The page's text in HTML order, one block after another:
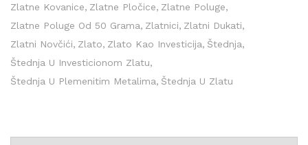
Zlatne Kovanice Zlatne Pločice Zlatne Poluge
Zlatne Poluge Od 50 Grama Zlatnici Zlatni Dukati
Zlatni Novčići Zlato Zlato Kao Investicija Štednja
Štednja U Investicionom Zlatu
Štednja U Plemenitim Metalima Štednja U Zlatu